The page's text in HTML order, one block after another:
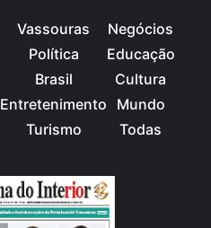
Vassouras
Política
Brasil
Entretenimento
Turismo
Negócios
Educação
Cultura
Mundo
Todas